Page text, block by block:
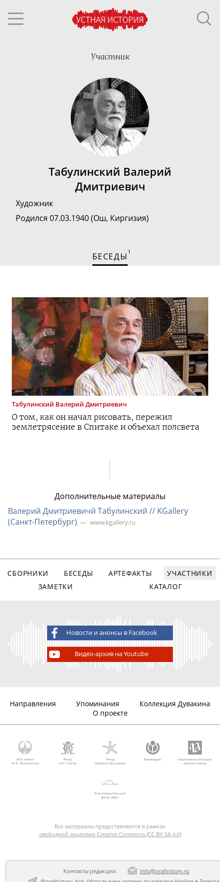
Участник
Табулинский Валерий
Дмитриевич
Художник
Родился 07.03.1940 (Ош, Киргизия)
БЕСЕДЫ 1
Табулинский Валерий Дмитриевич
О том, как он начал рисовать, пережил
землетрясение в Спитаке и объехал полсвета
Дополнительные материалы
Валерий Дмитриевичй Табулинский // KGallery
(Санкт-Петербург) www.kgallery.ru
СБОРНИКИ БЕСЕДЫ АРТЕФАКТЫ
УЧАСТНИКИ
ЗАМЕТКИ
КАТАЛОГ
Новости и анонсы в Facebook
Видео-архив на Youtube
Направления Упоминания
Коллекция Дувакина
О проекте
МГУ имени
М.В. Ломоносова
Фонд
AVC Charity
Фонд
Михаила Прохорова
Викимедиа
Национальный корпус
русского языка
Благотворительный
фонд «Дар»
Все материалы предоставляются в рамках
свободной лицензии Creative Commons (CC BY-SA 4.0)
Контакты редакции:
info@oralhistory.ru